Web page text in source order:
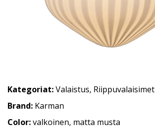
Kategoriat:Valaistus, Riippuvalaisimet
Brand: Karman
Color:valkoinen, matta musta